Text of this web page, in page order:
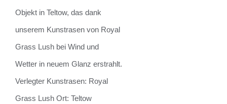
Objekt in Teltow, das dank
unserem Kunstrasen von Royal
Grass Lush bei Wind und
Wetter in neuem Glanz erstrahlt.
Verlegter Kunstrasen: Royal
Grass Lush Ort: Teltow